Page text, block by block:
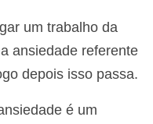
um trabalho da
ansiedade referente
depois isso passa.
é um